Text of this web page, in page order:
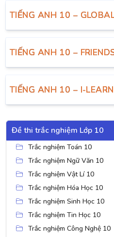
TIẾNG ANH 10 –
TIẾNG ANH 10 –
TIẾNG ANH 10 – I-
Đề thi trắc nghiệm Lớp 10
Trắc nghiệm Toán 10
Trắc nghiệm Ngữ Văn 10
Trắc nghiệm Vật Lí 10
Trắc nghiệm Hóa Học 10
Trắc nghiệm Sinh Học 10
Trắc nghiệm Tin Học 10
Trắc nghiệm Công Nghệ 10